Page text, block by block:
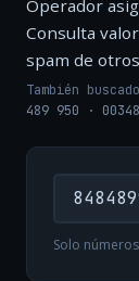
Operador
Consulta
spam de
También
489 950 ·
Solo